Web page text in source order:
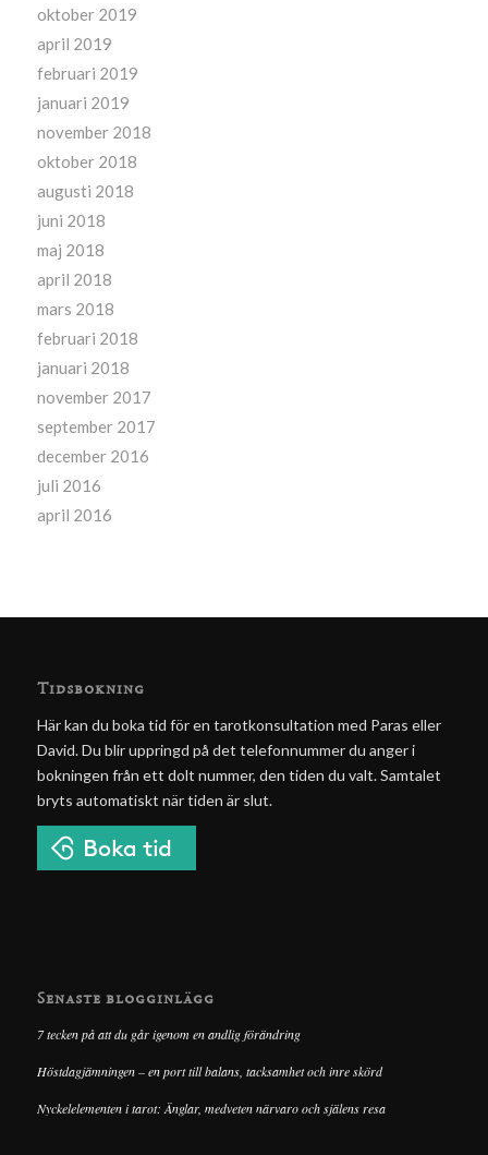
oktober 2019
april 2019
februari 2019
januari 2019
november 2018
oktober 2018
augusti 2018
juni 2018
maj 2018
april 2018
mars 2018
februari 2018
januari 2018
november 2017
september 2017
december 2016
juli 2016
april 2016
Tidsbokning
Här kan du boka tid för en tarotkonsultation med Paras eller
David. Du blir uppringd på det telefonnummer du anger i
bokningen från ett dolt nummer, den tiden du valt. Samtalet
bryts automatiskt när tiden är slut.
Senaste blogginlägg
7 tecken på att du går igenom en andlig förändring
Höstdagjämningen – en port till balans, tacksamhet och inre skörd
Nyckelelementen i tarot: Änglar, medveten närvaro och själens resa